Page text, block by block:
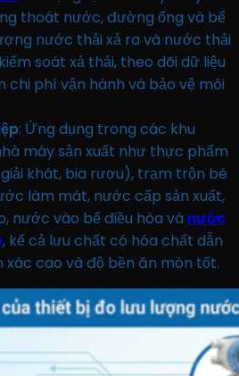
thoát nước, đường ống và bể
nước thải xả ra và nước thải
soát xả thải, theo dõi dữ liệu
chi phí vận hành và bảo vệ môi
: Ứng dụng trong các khu
máy sản xuất như thực phẩm
khát, bia rượu), trạm trộn bê
làm mát, nước cấp sản xuất,
nước vào bể điều hòa và nước
, kể cả lưu chất có hóa chất dẫn
xác cao và độ bền ăn mòn tốt.